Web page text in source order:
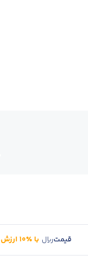
قیمتریال با ٪۱۰ ارزش افزوده